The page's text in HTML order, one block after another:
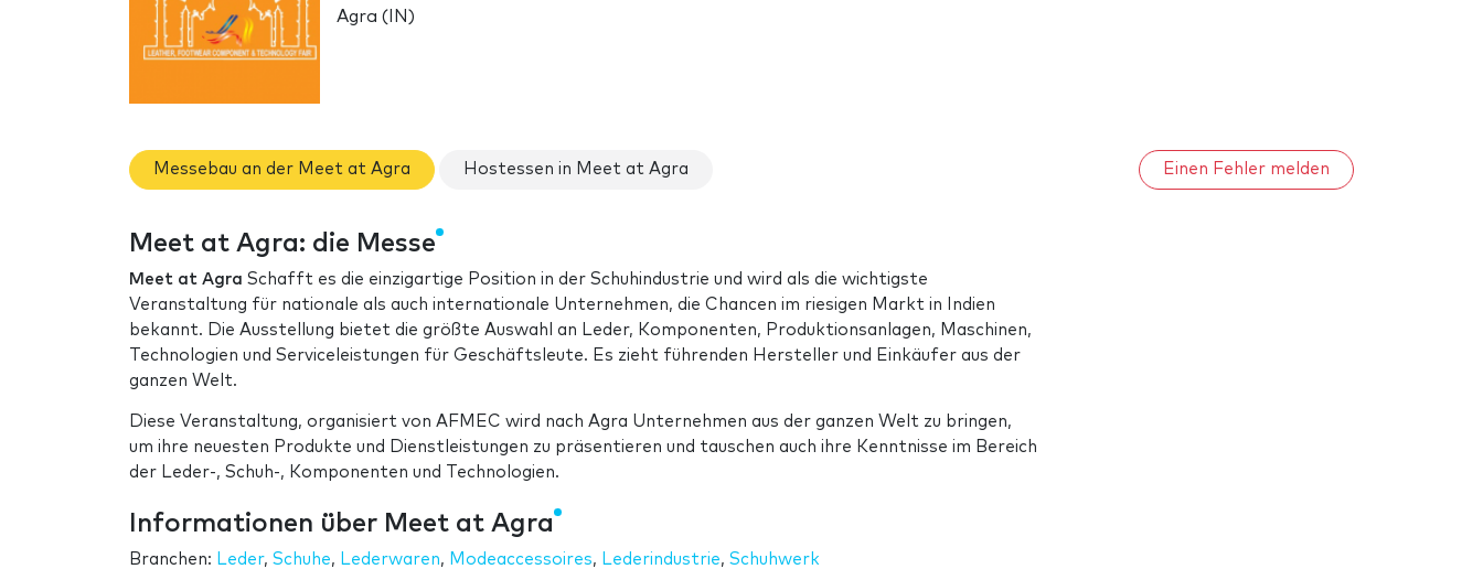
Agra (IN)
Messebau an der Meet at Agra Hostessen in Meet at Agra Einen Fehler melden
Meet at Agra: die Messe
Meet at Agra Schafft es die einzigartige Position in der Schuhindustrie und wird als die wichtigste
Veranstaltung für nationale als auch internationale Unternehmen, die Chancen im riesigen Markt in Indien
bekannt. Die Ausstellung bietet die größte Auswahl an Leder, Komponenten, Produktionsanlagen, Maschinen,
Technologien und Serviceleistungen für Geschäftsleute. Es zieht führenden Hersteller und Einkäufer aus der
ganzen Welt.
Diese Veranstaltung, organisiert von AFMEC wird nach Agra Unternehmen aus der ganzen Welt zu bringen,
um ihre neuesten Produkte und Dienstleistungen zu präsentieren und tauschen auch ihre Kenntnisse im Bereich
der Leder-, Schuh-, Komponenten und Technologien.
Informationen über Meet at Agra
Branchen: Leder, Schuhe, Lederwaren, Modeaccessoires, Lederindustrie, Schuhwerk